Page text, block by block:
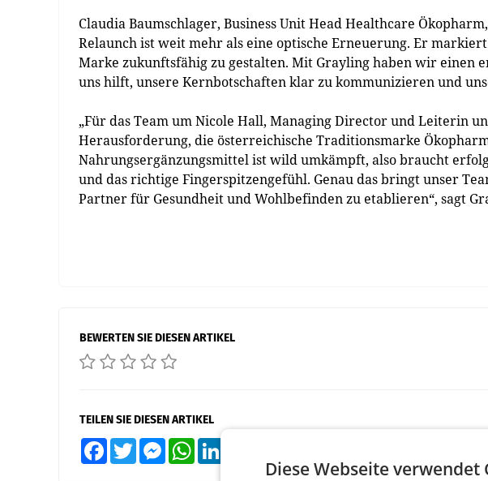
Claudia Baumschlager, Business Unit Head Healthcare
Relaunch ist weit mehr als eine optische Erneuerung. Er
Marke zukunftsfähig zu gestalten. Mit Grayling haben wir einen
uns hilft, unsere Kernbotschaften klar zu kommunizieren und
„Für das Team um Nicole Hall, Managing Director und Leiterin
Herausforderung, die österreichische Traditionsmarke
Nahrungsergänzungsmittel ist wild umkämpft, also braucht
und das richtige Fingerspitzengefühl. Genau das bringt unser
Partner für Gesundheit und Wohlbefinden zu etablieren“, sagt
BEWERTEN SIE DIESEN ARTIKEL
TEILEN SIE DIESEN ARTIKEL
FacebookTwitter MessengerWhatsApp
Diese Webseite verwendet